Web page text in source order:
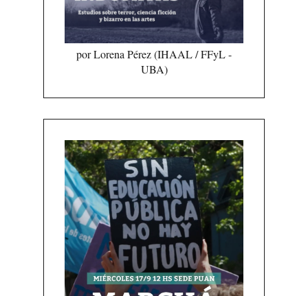
por Lorena Pérez (IHAAL / FFyL -
UBA)